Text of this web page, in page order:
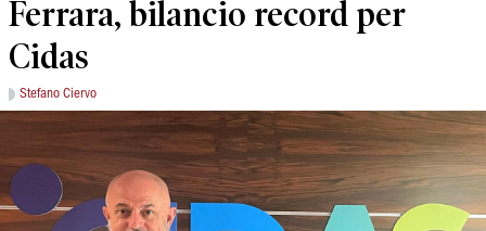
Ferrara, bilancio record per
Cidas
Stefano Ciervo